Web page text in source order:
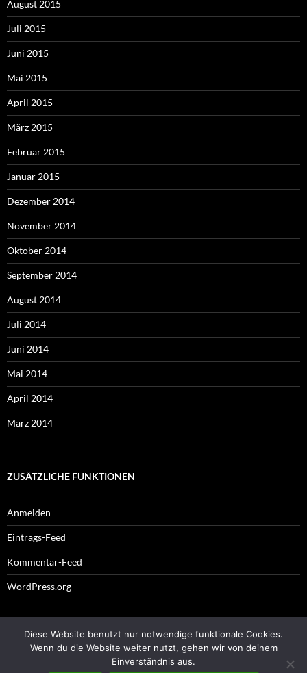
August 2015
Juli 2015
Juni 2015
Mai 2015
April 2015
März 2015
Februar 2015
Januar 2015
Dezember 2014
November 2014
Oktober 2014
September 2014
August 2014
Juli 2014
Juni 2014
Mai 2014
April 2014
März 2014
ZUSÄTZLICHE FUNKTIONEN
Anmelden
Eintrags-Feed
Kommentar-Feed
WordPress.org
Impressum
Diese Website benutzt nur notwendige funktionale Cookies.
Wenn du die Website weiter nutzt, gehen wir von deinem
Einverständnis aus.